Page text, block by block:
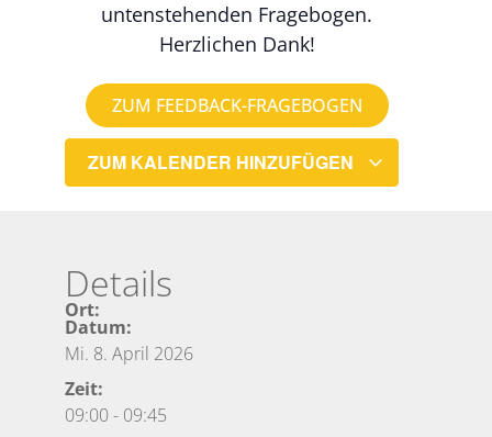
untenstehenden Fragebogen.
Herzlichen Dank!
ZUM FEEDBACK-FRAGEBOGEN
ZUM KALENDER HINZUFÜGEN
Details
Ort:
Datum:
Mi. 8. April 2026
Zeit:
09:00- 09:45